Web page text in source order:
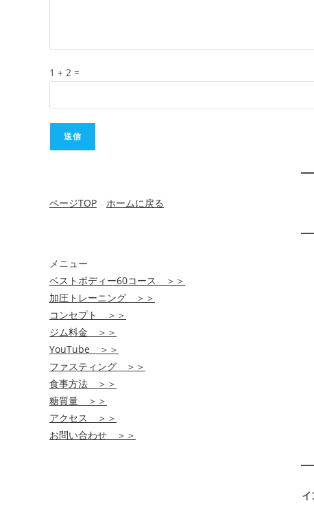
1 + 2 =
ページTOP ホームに戻る
メニュー
ベストボディー60コース ＞＞
加圧トレーニング ＞＞
コンセプト ＞＞
ジム料金 ＞＞
YouTube ＞＞
ファスティング ＞＞
食事方法 ＞＞
糖質量 ＞＞
アクセス ＞＞
お問い合わせ ＞＞
イ